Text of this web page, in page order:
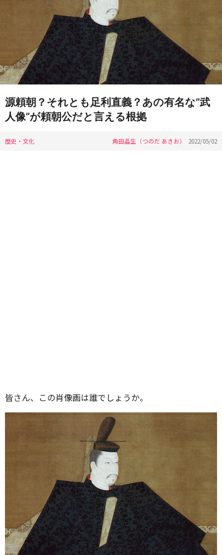
源頼朝？それとも足利直義？あの有名な”武
人像”が頼朝公だと言える根拠
歴史・文化 角田晶生（つのだ あきお） 2022/05/02
皆さん、この肖像画は誰でしょうか。